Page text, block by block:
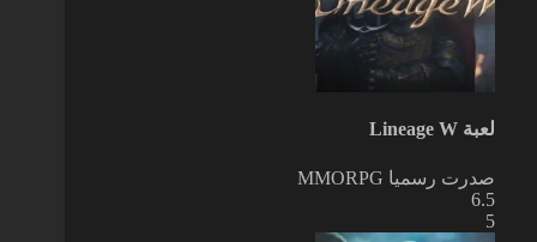
لعبة Lineage W
صدرت رسميا MMORPG
6.5
5